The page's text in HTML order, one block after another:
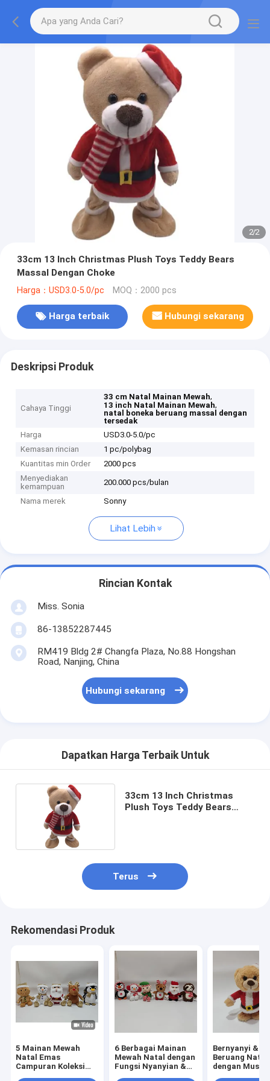
2/2
33cm 13 Inch Christmas Plush Toys Teddy Bears
Massal Dengan Choke
Harga：USD3.0-5.0/pc MOQ：2000 pcs
Harga terbaik Hubungi sekarang
Deskripsi Produk
Cahaya Tinggi
33 cm Natal Mainan Mewah,
13 inch Natal Mainan Mewah,
natal boneka beruang massal dengan
tersedak
Harga
USD3.0-5.0/pc
Kemasan rincian
1 pc/polybag
Kuantitas min Order
2000 pcs
Menyediakan
kemampuan
200.000 pcs/bulan
Nama merek Sonny
Lihat Lebih
Rincian Kontak
Miss. Sonia
86-13852287445
RM419 Bldg 2# Changfa Plaza, No.88 Hongshan
Road, Nanjing, China
Hubungi sekarang
Dapatkan Harga Terbaik Untuk
33cm 13 Inch Christmas
Plush Toys Teddy Bears
Terus
Rekomendasi Produk
5 Mainan Mewah
Natal Emas
Campuran Koleksi
6 Berbagai Mainan
Mewah Natal dengan
Fungsi Nyanyian &
Bernyanyi &
Beruang Natal
dengan Musik